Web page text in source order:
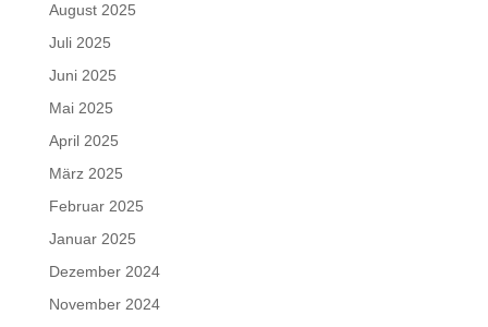
August 2025
Juli 2025
Juni 2025
Mai 2025
April 2025
März 2025
Februar 2025
Januar 2025
Dezember 2024
November 2024